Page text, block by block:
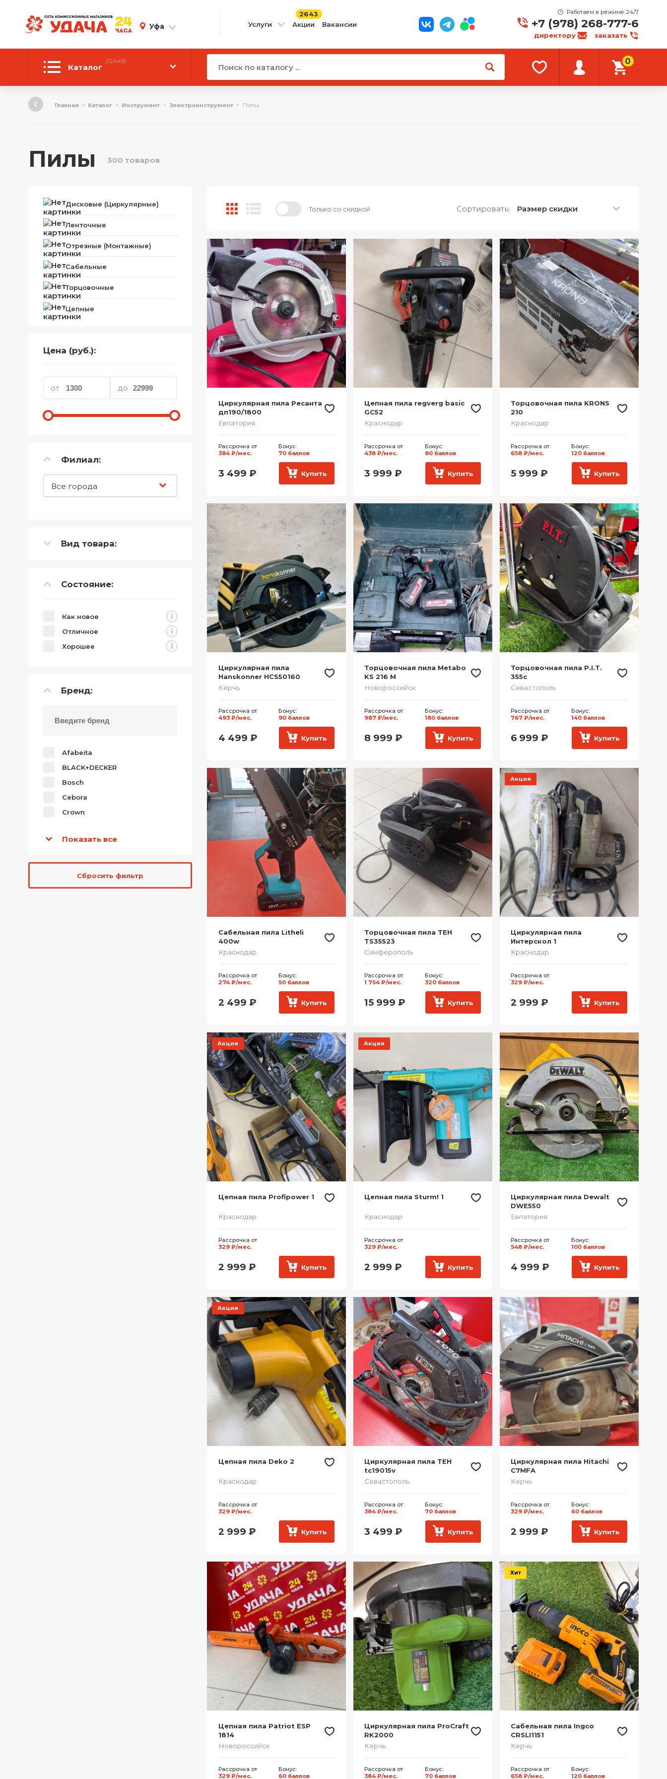
Уфа Услуги Акции
2643
Вакансии
Работаем в режиме 24/7
+7 (978) 268-777-6
директору заказать
Каталог
(12449)
Автотовары
Компьютерная техника
ТВ и Видео
Телефоны
Товары для дома
Фото и видеотехника
Хобби и отдых
Акционные товары
0
Главная Каталог Инструмент Электроинструмент Пилы
Пилы 300 товаров
Дисковые (Циркулярные)
Ленточные
Отрезные (Монтажные)
Сабельные
Торцовочные
Цепные
Цена (руб.):
от до
Филиал:
Все города
Вид товара:
Состояние:
Как новое i
Отличное i
Хорошее i
Бренд:
Afabeita
BLACK+DECKER
Bosch
Cebora
Crown
Показать все
Сбросить фильтр
Только со скидкой Сортировать: Размер скидки
Циркулярная пила Ресанта
дп190/1800
Евпатория
Рассрочка от
384 ₽/мес.
Бонус:
70 баллов
3 499 ₽ Купить
Цепная пила regverg basic
GC52
Краснодар
Рассрочка от
438 ₽/мес.
Бонус:
80 баллов
3 999 ₽ Купить
Торцовочная пила KRONS
210
Краснодар
Рассрочка от
658 ₽/мес.
Бонус:
120 баллов
5 999 ₽ Купить
Циркулярная пила
Hanskonner HCS50160
Керчь
Рассрочка от
493 ₽/мес.
Бонус:
90 баллов
4 499 ₽ Купить
Торцовочная пила Metabo
KS 216 M
Новороссийск
Рассрочка от
987 ₽/мес.
Бонус:
180 баллов
8 999 ₽ Купить
Торцовочная пила P.I.T.
355c
Севастополь
Рассрочка от
767 ₽/мес.
Бонус:
140 баллов
6 999 ₽ Купить
Сабельная пила Litheli
400w
Краснодар
Рассрочка от
274 ₽/мес.
Бонус:
50 баллов
2 499 ₽ Купить
Торцовочная пила TEH
TS35523
Симферополь
Рассрочка от
1 754 ₽/мес.
Бонус:
320 баллов
15 999 ₽ Купить
Акция
Циркулярная пила
Интерскол 1
Краснодар
Рассрочка от
329 ₽/мес.
2 999 ₽ Купить
Акция
Цепная пила Profipower 1
Краснодар
Рассрочка от
329 ₽/мес.
2 999 ₽ Купить
Акция
Цепная пила Sturm! 1
Краснодар
Рассрочка от
329 ₽/мес.
2 999 ₽ Купить
Циркулярная пила Dewalt
DWE550
Евпатория
Рассрочка от
548 ₽/мес.
Бонус:
100 баллов
4 999 ₽ Купить
Акция
Цепная пила Deko 2
Краснодар
Рассрочка от
329 ₽/мес.
2 999 ₽ Купить
Циркулярная пила TEH
tc19015v
Севастополь
Рассрочка от
384 ₽/мес.
Бонус:
70 баллов
3 499 ₽ Купить
Циркулярная пила Hitachi
C7MFA
Керчь
Рассрочка от
329 ₽/мес.
Бонус:
60 баллов
2 999 ₽ Купить
Цепная пила Patriot ESP
1814
Новороссийск
Рассрочка от
329 ₽/мес.
Бонус:
60 баллов
Циркулярная пила ProCraft
RK2000
Керчь
Рассрочка от
384 ₽/мес.
Бонус:
70 баллов
Хит
Сабельная пила Ingco
CRSLI1151
Керчь
Рассрочка от
658 ₽/мес.
Бонус:
120 баллов